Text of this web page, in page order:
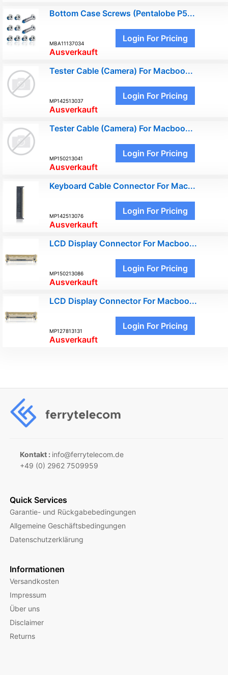
Bottom Case Screws (Pentalobe P5...
MBA11137034
Ausverkauft
Login For Pricing
Tester Cable (Camera) For Macboo...
MP142513037
Ausverkauft
Login For Pricing
Tester Cable (Camera) For Macboo...
MP150213041
Ausverkauft
Login For Pricing
Keyboard Cable Connector For Mac...
MP142513076
Ausverkauft
Login For Pricing
LCD Display Connector For Macboo...
MP150213086
Ausverkauft
Login For Pricing
LCD Display Connector For Macboo...
MP127813131
Ausverkauft
Login For Pricing
Kontakt : info@ferrytelecom.de
+49 (0) 2962 7509959
Quick Services
Garantie- und Rückgabebedingungen
Allgemeine Geschäftsbedingungen
Datenschutzerklärung
Informationen
Versandkosten
Impressum
Über uns
Disclaimer
Returns